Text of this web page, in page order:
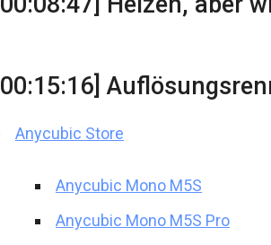
[00:15:16]
Anycubic Store
Anycubic Mono M5S
Anycubic Mono M5S Pro